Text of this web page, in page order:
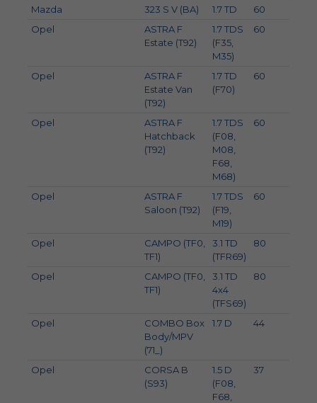
Mazda 323 S V (BA) 1.7 TD 60
Opel
ASTRA F
Estate (T92)
1.7 TDS
(F35,
M35)
60
Opel
ASTRA F
Estate Van
(T92)
1.7 TD
(F70)
60
Opel
ASTRA F
Hatchback
(T92)
1.7 TDS
(F08,
M08,
F68,
M68)
60
Opel
ASTRA F
Saloon (T92)
1.7 TDS
(F19,
M19)
60
Opel
CAMPO (TF0,
TF1)
3.1 TD
(TFR69)
80
Opel
CAMPO (TF0,
TF1)
3.1 TD
4x4
(TFS69)
80
Opel
COMBO Box
Body/MPV
(71_)
1.7 D 44
Opel
CORSA B
(S93)
1.5 D
(F08,
F68,
37